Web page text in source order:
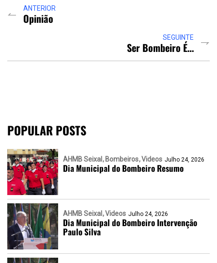
ANTERIOR
Opinião
SEGUINTE
Ser Bombeiro É…
POPULAR POSTS
AHMB Seixal Bombeiros Videos Julho 24, 2026
Dia Municipal do Bombeiro Resumo
AHMB Seixal Videos Julho 24, 2026
Dia Municipal do Bombeiro Intervenção
Paulo Silva